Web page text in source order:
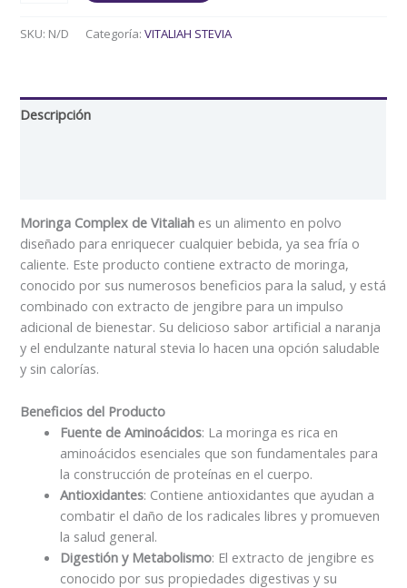
SKU: N/D Categoría:VITALIAH STEVIA
Descripción
Moringa Complex de Vitaliah es un alimento en polvo
diseñado para enriquecer cualquier bebida, ya sea fría o
caliente. Este producto contiene extracto de moringa,
conocido por sus numerosos beneficios para la salud, y está
combinado con extracto de jengibre para un impulso
adicional de bienestar. Su delicioso sabor artificial a naranja
y el endulzante natural stevia lo hacen una opción saludable
y sin calorías.
Beneficios del Producto
Fuente de Aminoácidos: La moringa es rica en
aminoácidos esenciales que son fundamentales para
la construcción de proteínas en el cuerpo.
Antioxidantes: Contiene antioxidantes que ayudan a
combatir el daño de los radicales libres y promueven
la salud general.
Digestión y Metabolismo: El extracto de jengibre es
conocido por sus propiedades digestivas y su